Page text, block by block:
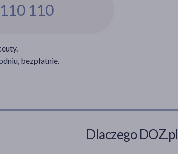
110
bezpłatnie.
Dlaczego DOZ.pl